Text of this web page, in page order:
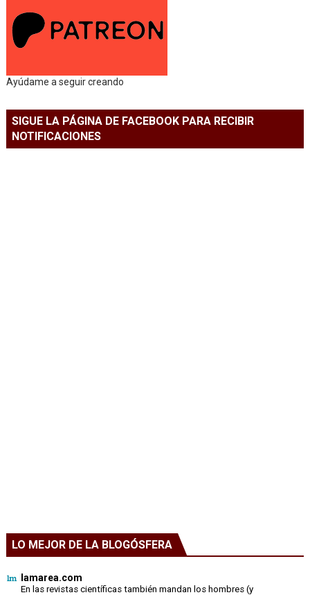
Ayúdame a seguir creando
SIGUE LA PÁGINA DE FACEBOOK PARA RECIBIR
NOTIFICACIONES
LO MEJOR DE LA BLOGÓSFERA
lamarea.com
En las revistas científicas también mandan los hombres (y